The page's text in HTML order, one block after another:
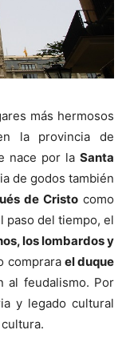
más hermosos
la provincia de
nace por la Santa
de godos también
de Cristocomo
paso del tiempo, el
los lombardos y
comprara el duque
al feudalismo. Por
y legado cultural